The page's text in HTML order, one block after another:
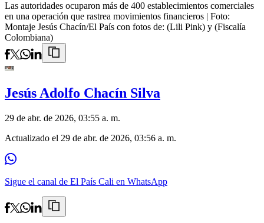
Las autoridades ocuparon más de 400 establecimientos comerciales
en una operación que rastrea movimientos financieros | Foto:
Montaje Jesús Chacín/El País con fotos de: (Lili Pink) y (Fiscalía
Colombiana)
Jesús Adolfo Chacín Silva
29 de abr. de 2026, 03:55 a. m.
Actualizado el 29 de abr. de 2026, 03:56 a. m.
Sigue el canal de El País Cali en WhatsApp